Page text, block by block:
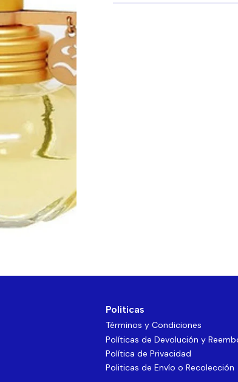
Politicas
Términos y Condiciones
Políticas de Devolución y
Política de Privacidad
Politicas de Envío o Recolección